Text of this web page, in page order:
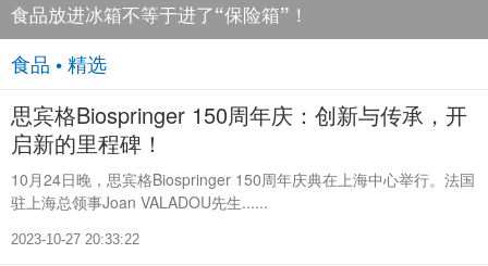
食品放进冰箱不等于进了“保险箱”！
食品 • 精选
思宾格Biospringer 150周年庆：创新与传承，开
启新的里程碑！
10月24日晚，思宾格Biospringer 150周年庆典在上海中心举行。法国
驻上海总领事Joan VALADOU先生......
2023-10-27 20:33:22